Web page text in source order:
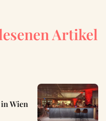
Artikel
Wien